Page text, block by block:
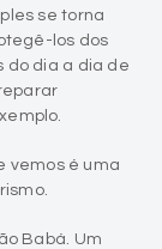
se torna
los dos
do dia a dia de
vemos é uma
Babá. Um